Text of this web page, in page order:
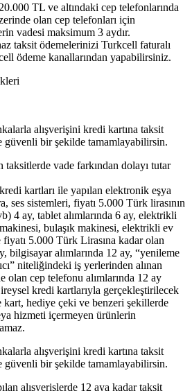
TL ve altındaki cep telefonlarında
olan cep telefonları için
vadesi maksimum 3 aydır.
taksit ödemelerinizi Turkcell faturalı
ödeme kanallarından yapabilirsiniz.
alışverişini kredi kartına taksit
güvenli bir şekilde tamamlayabilirsin.
taksitlerde vade farkından dolayı tutar
kartları ile yapılan elektronik eşya
ses sistemleri, fiyatı 5.000 Türk lirasının
4 ay, tablet alımlarında 6 ay, elektrikli
bulaşık makinesi, elektrikli ev
fiyatı 5.000 Türk Lirasına kadar olan
bilgisayar alımlarında 12 ay, “yenileme
niteliğindeki iş yerlerinden alınan
cep telefonu alımlarında 12 ay
kredi kartlarıyla gerçekleştirilecek
hediye çeki ve benzeri şekillerde
hizmeti içermeyen ürünlerin
alışverişini kredi kartına taksit
güvenli bir şekilde tamamlayabilirsin.
alışverişlerde 12 aya kadar taksit